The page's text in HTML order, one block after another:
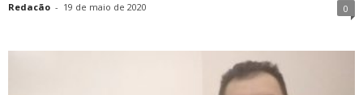
Redacão - 19 de maio de 2020 0